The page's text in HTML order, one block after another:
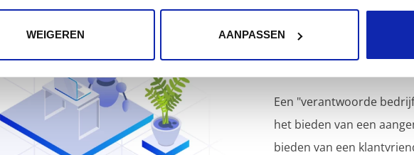
WEIGEREN AANPASSENKinamo?
de
Een "verantwoorde
het bieden van een
bieden van een